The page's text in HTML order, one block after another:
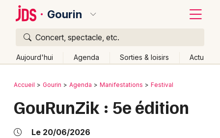
Gourin
Concert, spectacle, etc.
Aujourd'hui Agenda Sorties & loisirs Actu
Publier un événement
Bordeaux
Retour
Accueil Gourin Agenda Manifestations Festival
GouRunZik : 5e édition
Le 20/06/2026
Quoi ?
Où ?
Près de moi
Changer de lieu
Quand ?